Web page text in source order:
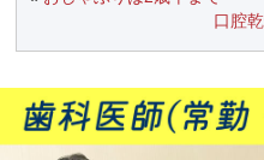
口腔